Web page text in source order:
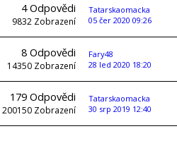
4Odpovědi
9832 Zobrazení
Tatarskaomacka
05 čer 2020 09:26
8 Odpovědi
14350 Zobrazení
Fary48
28 led 2020 18:20
179 Odpovědi
200150 Zobrazení
Tatarskaomacka
30 srp 2019 12:40